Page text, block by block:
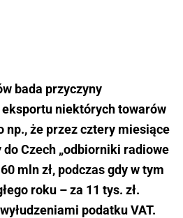
bada przyczyny
niektórych towarów
np., że przez cztery miesiące
Czech „odbiorniki radiowe
mln zł, podczas gdy w tym
roku – za 11 tys. zł.
podatku VAT.